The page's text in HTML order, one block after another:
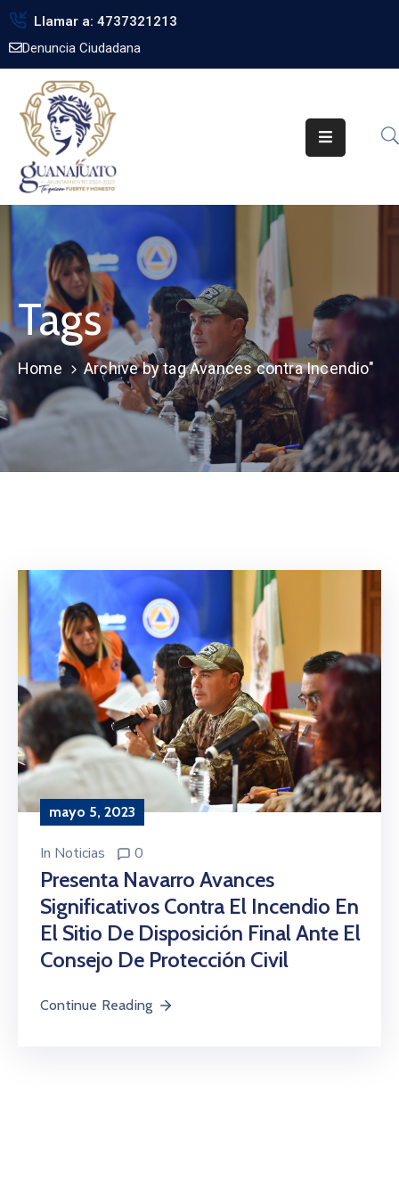
Llamar a: 4737321213
Denuncia Ciudadana
Inicio
Gobierno
Trámites
Noticias
Transparencia
Pública
Biblioteca
Tags
Home Archive by tag Avances contra Incendio"
mayo 5, 2023
In Noticias 0
Presenta Navarro Avances
Significativos Contra El Incendio En
El Sitio De Disposición Final Ante El
Consejo De Protección Civil
Continue Reading